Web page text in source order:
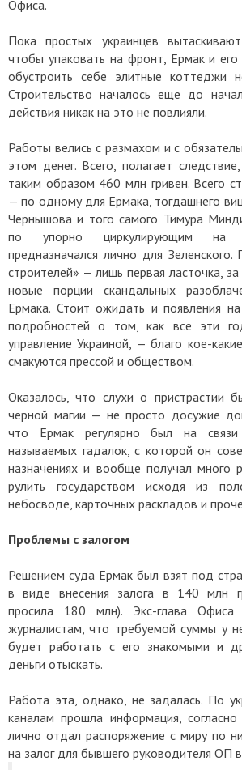
Офиса.
Пока простых украинцев
чтобы упаковать на фронт, Ермак и
обустроить себе элитные коттеджи
Строительство началось еще до
действия никак на это не повлияли.
Работы велись с размахом и с
этом денег. Всего, полагает
таким образом 460 млн гривен. Всего
— по одному для Ермака, тогдашнего
Чернышова и того самого Тимура
по упорно циркулирующим на
предназначался лично для
строителей» — лишь первая ласточка,
новые порции скандальных
Ермака. Стоит ожидать и появления
подробностей о том, как все эти
управление Украиной, — благо кое-
смакуются прессой и обществом.
Оказалось, что слухи о пристрастии
черной магии — не просто досужие
что Ермак регулярно был на
называемых гадалок, с которой он
назначениях и вообще получал много
рулить государством исходя из
небосводе, карточных раскладов и
Проблемы с залогом
Решением суда Ермак был взят под
в виде внесения залога в 140 млн
просила 180 млн). Экс-глава Офиса
журналистам, что требуемой суммы у
будет работать с его знакомыми и
деньги отыскать.
Работа эта, однако, не задалась. По
каналам прошла информация, согласно
лично отдал распоряжение с миру по
на залог для бывшего руководителя ОП